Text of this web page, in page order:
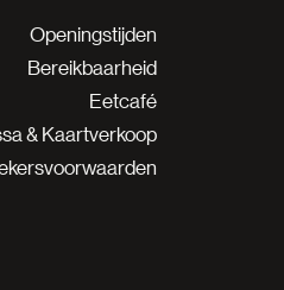
Openingstijden
Bereikbaarheid
Eetcafé
& Kaartverkoop